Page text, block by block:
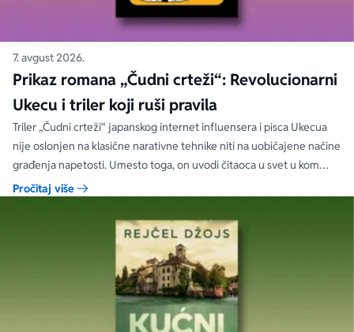
7. avgust 2026.
Prikaz romana „Čudni crteži“: Revolucionarni
Ukecu i triler koji ruši pravila
Triler „Čudni crteži“ japanskog internet influensera i pisca Ukecua
nije oslonjen na klasične narativne tehnike niti na uobičajene načine
građenja napetosti. Umesto toga, on uvodi čitaoca u svet u kom
priložene ilustracije govore više od reči, a ono što je nacrtano često
Pročitaj više